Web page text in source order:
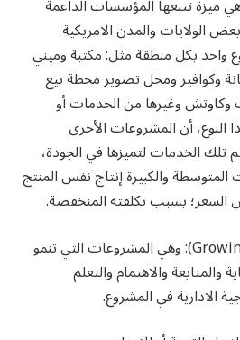
ميزة تتبعها المؤسسات الداعمة
الولايات والمدن الامريكية
بكل منطقة مثل: مكتبة وميني
وكوافير ومحل تصوير محطة بيع
وكاوتش وغيرها من الخدمات أو
النوع، أن المشروعات الأخرى
تلك الخدمات لتميزها في الجودة،
والكبيرة إنتاج نفس المنتج
السعر؛ بسبب تكلفته المنخفضة.
(Growing Businesses): وهي المشروعات التي تنمو
والمتابعة والاهتمام والتعلم
الادارية في المشروع.